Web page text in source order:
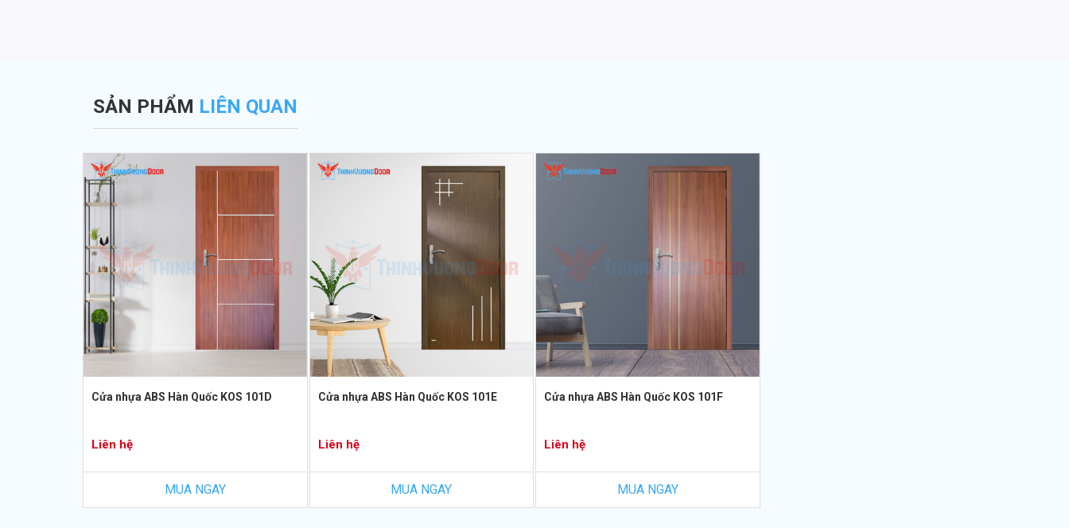
SẢN PHẨM LIÊN QUAN
Cửa nhựa ABS Hàn Quốc KOS 101D
Liên hệ
MUA NGAY
Cửa nhựa ABS Hàn Quốc KOS 101E
Liên hệ
MUA NGAY
Cửa nhựa ABS Hàn Quốc KOS 101F
Liên hệ
MUA NGAY